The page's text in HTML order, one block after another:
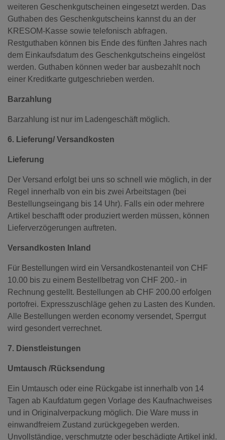
weiteren Geschenkgutscheinen eingesetzt werden. Das
Guthaben des Geschenkgutscheins kannst du an der
KRESOM-Kasse sowie telefonisch abfragen.
Restguthaben können bis Ende des fünften Jahres nach
dem Einkaufsdatum des Geschenkgutscheins eingelöst
werden. Guthaben können weder bar ausbezahlt noch
einer Kreditkarte gutgeschrieben werden.
Barzahlung
Barzahlung ist nur im Ladengeschäft möglich.
6. Lieferung/ Versandkosten
Lieferung
Der Versand erfolgt bei uns so schnell wie möglich, in der
Regel innerhalb von ein bis zwei Arbeitstagen (bei
Bestellungseingang bis 14 Uhr). Falls ein oder mehrere
Artikel beschafft oder produziert werden müssen, können
Lieferverzögerungen auftreten.
Versandkosten Inland
Für Bestellungen wird ein Versandkostenanteil von CHF
10.00 bis zu einem Bestellbetrag von CHF 200.- in
Rechnung gestellt. Bestellungen ab CHF 200.00 erfolgen
portofrei. Expresszuschläge gehen zu Lasten des Kunden.
Alle Bestellungen werden economy versendet, Sperrgut
wird gesondert verrechnet.
7. Dienstleistungen
Umtausch /Rücksendung
Ein Umtausch oder eine Rückgabe ist innerhalb von 14
Tagen ab Kaufdatum gegen Vorlage des Kaufnachweises
und in Originalverpackung möglich. Die Ware muss in
einwandfreiem Zustand zurückgegeben werden.
Unvollständige, verschmutzte oder beschädigte Artikel inkl.